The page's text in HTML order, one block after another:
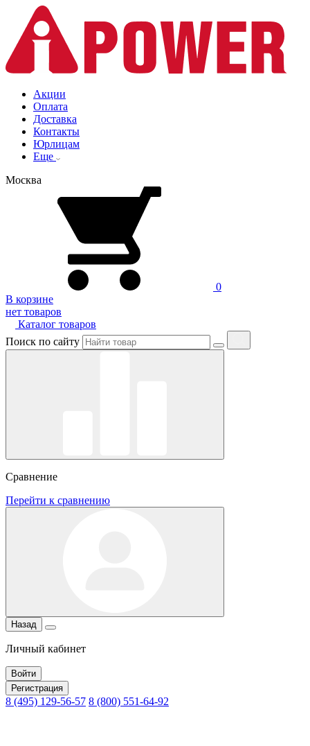
Акции
Оплата
Доставка
Контакты
Юрлицам
Еще
Москва
0
В корзине
нет товаров
Каталог товаров
Поиск по сайту
Сравнение
Перейти к сравнению
Назад
Личный кабинет
Войти
Регистрация
8 (495) 129-56-57 8 (800) 551-64-92